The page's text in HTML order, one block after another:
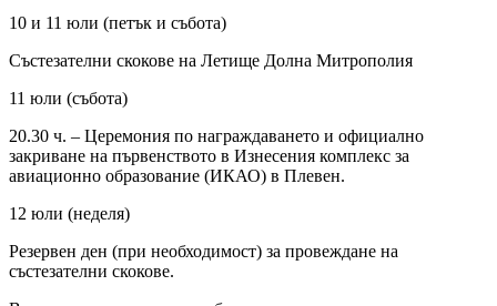
10 и 11 юли (петък и събота)
Състезателни скокове на Летище Долна Митрополия
11 юли (събота)
20.30 ч. – Церемония по награждаването и официално
закриване на първенството в Изнесения комплекс за
авиационно образование (ИКАО) в Плевен.
12 юли (неделя)
Резервен ден (при необходимост) за провеждане на
състезателни скокове.